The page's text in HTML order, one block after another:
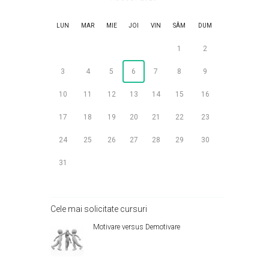
LUN MAR MIE JOI VIN SÂM DUM
1 2
3 4 5 6 7 8 9
10 11 12 13 14 15 16
17 18 19 20 21 22 23
24 25 26 27 28 29 30
31
Cele mai solicitate cursuri
Motivare versus Demotivare